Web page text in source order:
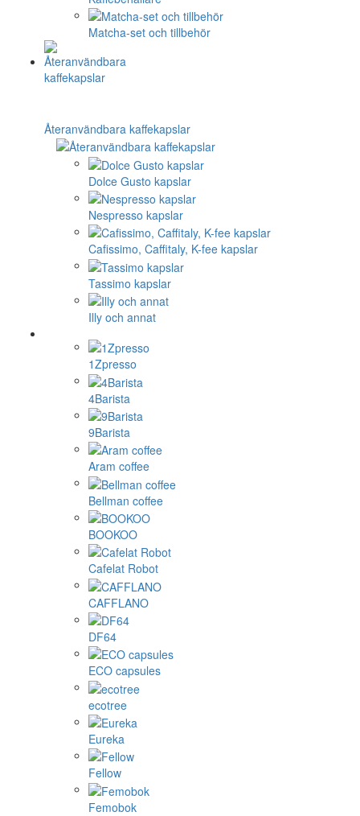
Matcha-set och tillbehör
Återanvändbara kaffekapslar
Dolce Gusto kapslar
Nespresso kapslar
Cafissimo, Caffitaly, K-fee kapslar
Tassimo kapslar
Illy och annat
1Zpresso
4Barista
9Barista
Aram coffee
Bellman coffee
BOOKOO
Cafelat Robot
CAFFLANO
DF64
ECO capsules
ecotree
Eureka
Fellow
Femobok